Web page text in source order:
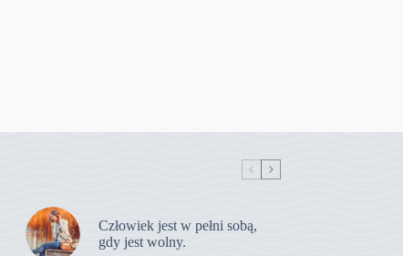
Człowiek jest w pełni sobą,
gdy jest wolny.